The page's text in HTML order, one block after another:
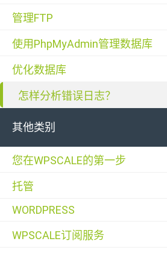
管理FTP
使用PhpMyAdmin管理数据库
优化数据库
怎样分析错误日志？
其他类别
您在WPSCALE的第一步
托管
WORDPRESS
WPSCALE订阅服务